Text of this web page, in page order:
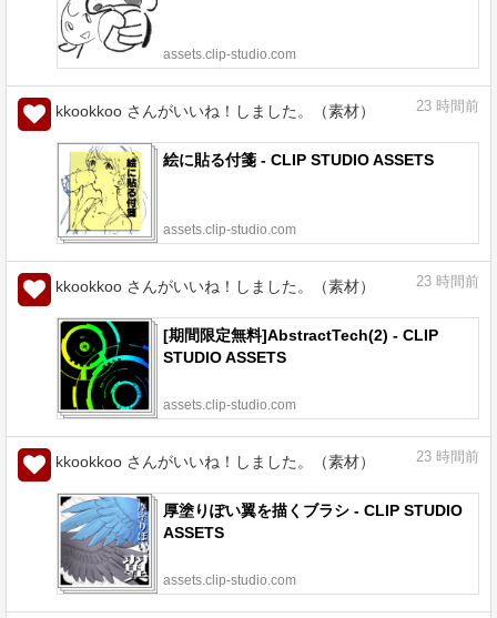
assets.clip-studio.com
kkookkoo さんがいいね！しました。（素材） 23 時間前
絵に貼る付箋 - CLIP STUDIO ASSETS
assets.clip-studio.com
kkookkoo さんがいいね！しました。（素材） 23 時間前
[期間限定無料]AbstractTech(2) - CLIP
STUDIO ASSETS
assets.clip-studio.com
kkookkoo さんがいいね！しました。（素材） 23 時間前
厚塗りぽい翼を描くブラシ - CLIP STUDIO
ASSETS
assets.clip-studio.com